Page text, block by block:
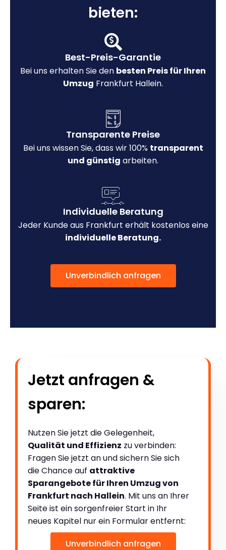
bieten:
Best-Preis-Garantie
Bei uns erhalten Sie den besten Preis für Ihren
Umzug Frankfurt Hallein.
Transparente Preise
Bei uns wissen Sie, dass wir 100% transparent
und günstig arbeiten.
Individuelle Beratung
Jeder Kunde aus Frankfurt erhält kostenlos eine
individuelle Beratung.
Unverbindlich anfragen
Jetzt anfragen &
sparen:
Nutzen Sie jetzt die Gelegenheit,
Qualität und Effizienz zu verbinden:
Fragen Sie jetzt an und sichern Sie sich
die Chance auf attraktive
Sparangebote für Ihren Umzug von
Frankfurt nach Hallein. Mit uns an Ihrer
Seite ist ein sorgenfreier Start in Ihr
neues Kapitel nur ein Formular entfernt:
Unverbindlich anfragen